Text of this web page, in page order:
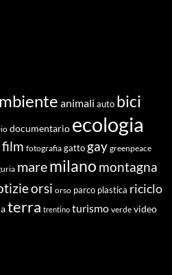
animali auto bici
documentario ecologia
film fotografia gatto gay greenpeace
maremilano montagna
orsi orso parco plastica riciclo
terra trentino turismo verde video